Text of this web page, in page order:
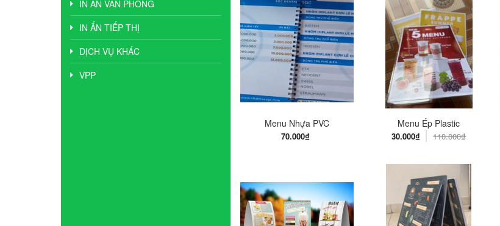
IN ẤN VĂN PHÒNG
IN ẤN TIẾP THỊ
DỊCH VỤ KHÁC
VPP
Menu Nhựa PVC
70.000₫
Menu Ép Plastic
30.000₫ 110.000₫